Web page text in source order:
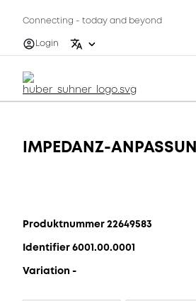
Connecting - today and beyond
Login
IMPEDANZ-
Produktnummer 22649583
Identifier 6001.00.0001
Variation -